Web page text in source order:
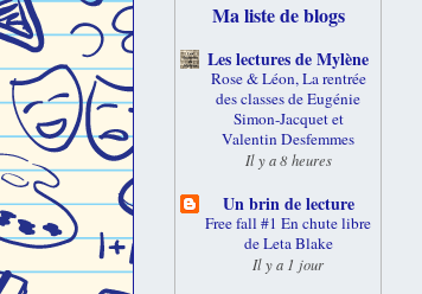
Ma liste de blogs
Les lectures de Mylène
Rose & Léon, La rentrée
des classes de Eugénie
Simon-Jacquet et
Valentin Desfemmes
Il y a 8 heures
Un brin de lecture
Free fall #1 En chute libre
de Leta Blake
Il y a 1 jour